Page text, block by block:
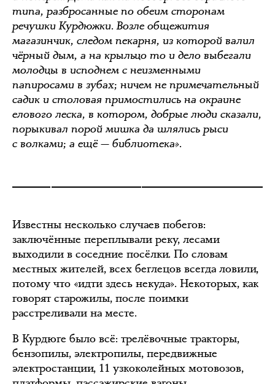
типа, разбросанные по обеим сторонам
речушки Курдюжки. Возле общежития
магазинчик, следом пекарня, из которой валил
чёрный дым, а на крыльцо то и дело выбегали
молодцы в исподнем с неизменными
папиросами в зубах; ничем не примечательный
садик и столовая примостились на окраине
елового леска, в котором, добрые люди сказали,
порыкивал порой мишка да шлялись рыси
с волками; а ещё — библиотека».
Известны несколько случаев побегов:
заключённые переплывали реку, лесами
выходили в соседние посёлки. По словам
местных жителей, всех беглецов всегда ловили,
потому что «идти здесь некуда». Некоторых, как
говорят старожилы, после поимки
расстреливали на месте.
В Курдюге было всё: трелёвочные тракторы,
бензопилы, электропилы, передвижные
электростанции, 11 узкоколейных мотовозов,